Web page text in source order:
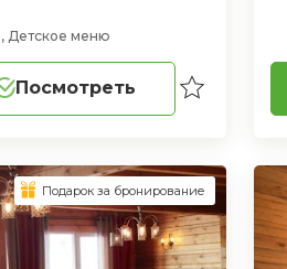
Детское меню
Посмотреть
Подарок за бронирование